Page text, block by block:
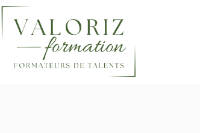
Passer
au
contenu